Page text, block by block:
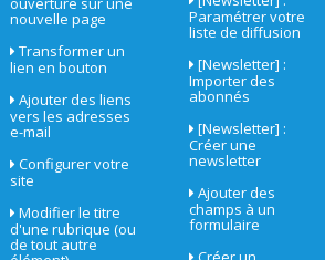
nouvelle page
Transformer un
lien en bouton
Ajouter des liens
vers les adresses
e-mail
Configurer votre
site
Modifier le titre
d'une rubrique (ou
de tout autre
Paramétrer votre
liste de diffusion
[Newsletter] :
Importer des
abonnés
[Newsletter] :
Créer une
newsletter
Ajouter des
champs à un
formulaire